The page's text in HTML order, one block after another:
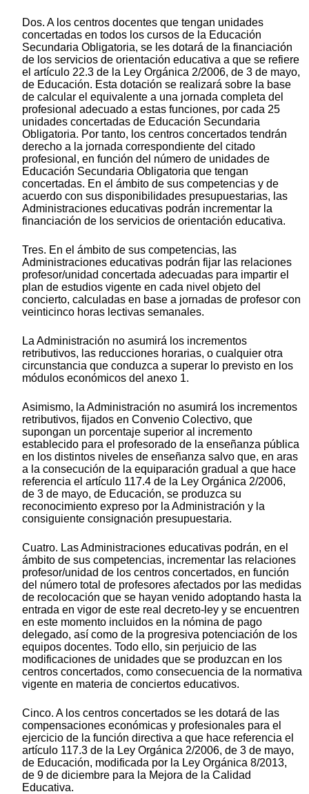
Dos. A los centros docentes que tengan unidades
concertadas en todos los cursos de la Educación
Secundaria Obligatoria, se les dotará de la financiación
de los servicios de orientación educativa a que se refiere
el artículo 22.3 de la Ley Orgánica 2/2006, de 3 de mayo,
de Educación. Esta dotación se realizará sobre la base
de calcular el equivalente a una jornada completa del
profesional adecuado a estas funciones, por cada 25
unidades concertadas de Educación Secundaria
Obligatoria. Por tanto, los centros concertados tendrán
derecho a la jornada correspondiente del citado
profesional, en función del número de unidades de
Educación Secundaria Obligatoria que tengan
concertadas. En el ámbito de sus competencias y de
acuerdo con sus disponibilidades presupuestarias, las
Administraciones educativas podrán incrementar la
financiación de los servicios de orientación educativa.
Tres. En el ámbito de sus competencias, las
Administraciones educativas podrán fijar las relaciones
profesor/unidad concertada adecuadas para impartir el
plan de estudios vigente en cada nivel objeto del
concierto, calculadas en base a jornadas de profesor con
veinticinco horas lectivas semanales.
La Administración no asumirá los incrementos
retributivos, las reducciones horarias, o cualquier otra
circunstancia que conduzca a superar lo previsto en los
módulos económicos del anexo 1.
Asimismo, la Administración no asumirá los incrementos
retributivos, fijados en Convenio Colectivo, que
supongan un porcentaje superior al incremento
establecido para el profesorado de la enseñanza pública
en los distintos niveles de enseñanza salvo que, en aras
a la consecución de la equiparación gradual a que hace
referencia el artículo 117.4 de la Ley Orgánica 2/2006,
de 3 de mayo, de Educación, se produzca su
reconocimiento expreso por la Administración y la
consiguiente consignación presupuestaria.
Cuatro. Las Administraciones educativas podrán, en el
ámbito de sus competencias, incrementar las relaciones
profesor/unidad de los centros concertados, en función
del número total de profesores afectados por las medidas
de recolocación que se hayan venido adoptando hasta la
entrada en vigor de este real decreto-ley y se encuentren
en este momento incluidos en la nómina de pago
delegado, así como de la progresiva potenciación de los
equipos docentes. Todo ello, sin perjuicio de las
modificaciones de unidades que se produzcan en los
centros concertados, como consecuencia de la normativa
vigente en materia de conciertos educativos.
Cinco. A los centros concertados se les dotará de las
compensaciones económicas y profesionales para el
ejercicio de la función directiva a que hace referencia el
artículo 117.3 de la Ley Orgánica 2/2006, de 3 de mayo,
de Educación, modificada por la Ley Orgánica 8/2013,
de 9 de diciembre para la Mejora de la Calidad
Educativa.